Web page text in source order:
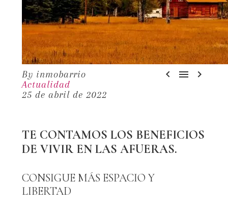
  
By inmobarrio
Actualidad
25 de abril de 2022
TE CONTAMOS LOS BENEFICIOS
DE VIVIR EN LAS AFUERAS.
CONSIGUE MÁS ESPACIO Y
LIBERTAD